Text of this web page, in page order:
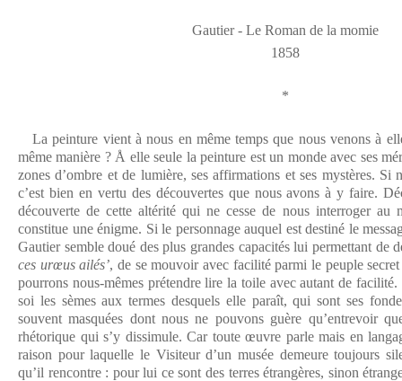
Gautier - Le Roman de la momie
1858
*
La peinture vient à nous en même temps que nous venons à
même manière ? Å elle seule la peinture est un monde avec ses
zones d’ombre et de lumière, ses affirmations et ses mystères. Si
c’est bien en vertu des découvertes que nous avons à y faire.
découverte de cette altérité qui ne cesse de nous interroger au
constitue une énigme. Si le personnage auquel est destiné le
Gautier semble doué des plus grandes capacités lui permettant de
ces urœus ailés’, de se mouvoir avec facilité parmi le peuple
pourrons nous-mêmes prétendre lire la toile avec autant de
soi les sèmes aux termes desquels elle paraît, qui sont ses
souvent masquées dont nous ne pouvons guère qu’entrevoir
rhétorique qui s’y dissimule. Car toute œuvre parle mais en
raison pour laquelle le Visiteur d’un musée demeure toujours
qu’il rencontre : pour lui ce sont des terres étrangères, sinon